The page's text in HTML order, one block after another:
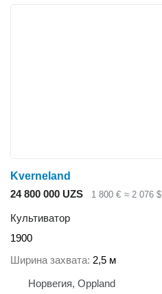
Kverneland
24 800 000 UZS
1 800 € ≈ 2 076 $
Культиватор
1900
Ширина захвата 2,5 м
Норвегия, Oppland